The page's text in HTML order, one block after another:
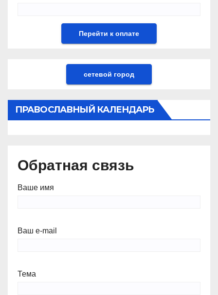
сетевой город
ПРАВОСЛАВНЫЙ КАЛЕНДАРЬ
Обратная связь
Ваше имя
Ваш e-mail
Тема